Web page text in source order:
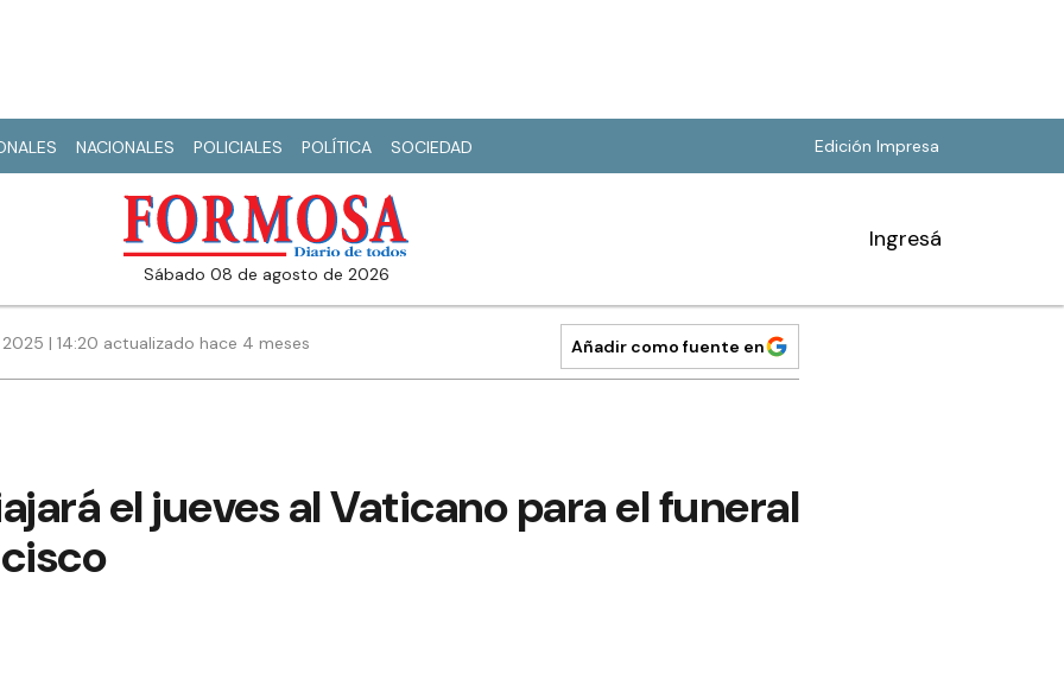
NACIONALES POLICIALES POLÍTICA SOCIEDAD Edición Impresa
sábado 08 de agosto de 2026
Ingresá
| 14:20 actualizado hace 4 meses Añadir como fuente en
el jueves al Vaticano para el funeral